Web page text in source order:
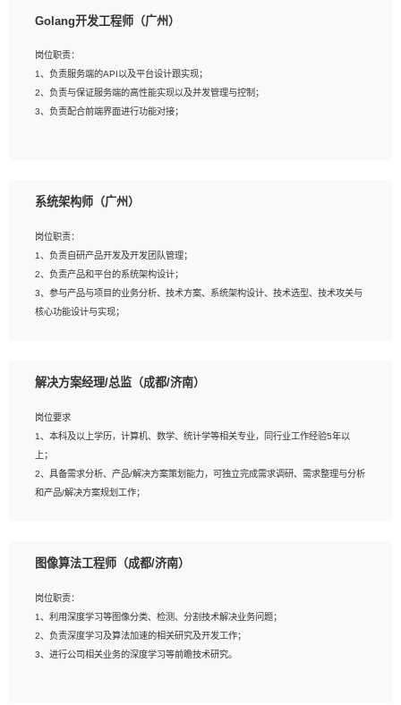
2、熟悉PostgreSQL、redis、MongoDB、ElasticSearch等开源数据库运维管理，
4、熟悉Hadoop、HBASE、Spark等大数据平台优先。
5、熟悉linux或任意一种unix操作系统，如有较强操作系统侧工作经验者优先。
6、具备丰富的项目实施经验，较强的自我学习能力。
Golang开发工程师（广州）
岗位职责：
1、负责服务端的API以及平台设计跟实现；
2、负责与保证服务端的高性能实现以及并发管理与控制；
3、负责配合前端界面进行功能对接；
2、1年以上Golang开发工作经验，能独立完成相应项目开发；
与实现，熟悉常用开源框架及设计模式；
4、熟悉Golang、连接池、消息队列等组件使用、熟悉后端开发、测试、调试流程
跟工具使用；
5、对技术有激情，喜欢钻研，能快速接受和掌握新技术，学习能力和工作责任心
强，良好的沟通表达能力和团队协作能力。
系统架构师（广州）
岗位职责：
1、负责自研产品开发及开发团队管理；
2、负责产品和平台的系统架构设计；
3、参与产品与项目的业务分析、技术方案、系统架构设计、技术选型、技术攻关与
核心功能设计与实现；
岗位要求：
1、全日制统招本科及以上学历，计算机相关专业毕业，5年以上开发工作经验；
2、具有扎实的java编程功底和良好的编码习惯，有分布式、多线程及高并发系统开
发经验和性能调优经验尤佳；熟悉JVM调优；掌握基础中间件、基础架构方案和云
平台、云产品功能特性，熟练使用相关平台的功能和了解其背后实现机制；
研发管理流程建设经验；
种常用框架和技术Springboot、Shiro、springcloud等；熟悉Linux常用命令和了解
常用脚本语言，较丰富的线上系统运维经验，复杂问题排查思路清晰。
解决方案经理/总监（成都/济南）
岗位要求
1、本科及以上学历，计算机、数学、统计学等相关专业，同行业工作经验5年以
上；
2、具备需求分析、产品/解决方案策划能力，可独立完成需求调研、需求整理与分析
和产品/解决方案规划工作；
相关的解决方案，包括视频分析、图像识别、NLP、OCR、机器学习等；
AI算法框架，对人脸识别、目标检测、图像识别、OCR、NLP等AI算法有深刻理
解。具有AI平台级产品/解决方案从业经验者优先。具有大数据技术背景者优先；
6、具备良好的客户意识与沟通能力，善于学习思考、创新与团队协作，认真负责、
执行力与抗压力强。
图像算法工程师（成都/济南）
岗位职责：
1、利用深度学习等图像分类、检测、分割技术解决业务问题；
2、负责深度学习及算法加速的相关研究及开发工作；
3、进行公司相关业务的深度学习等前瞻技术研究。